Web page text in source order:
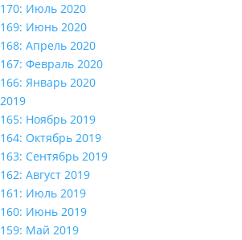
170: Июль 2020
169: Июнь 2020
168: Апрель 2020
167: Февраль 2020
166: Январь 2020
2019
165: Ноябрь 2019
164: Октябрь 2019
163: Сентябрь 2019
162: Август 2019
161: Июль 2019
160: Июнь 2019
159: Май 2019